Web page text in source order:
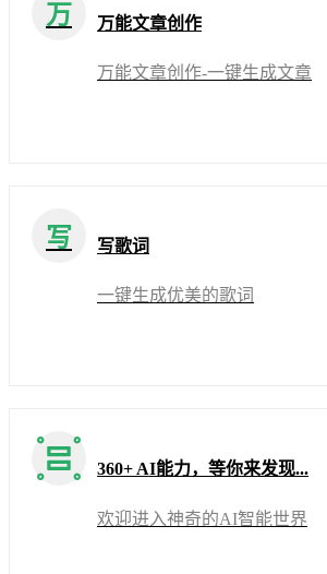
万 万能文章创作
万能文章创作-一键生成文章
写 写歌词
一键生成优美的歌词
360+ AI能力，等你来发现...
欢迎进入神奇的AI智能世界